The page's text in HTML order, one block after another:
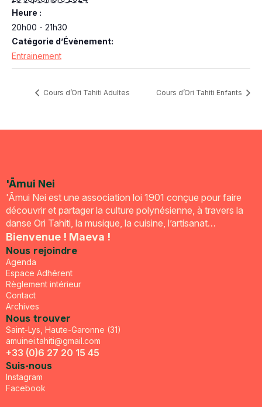
Heure :
20h00 - 21h30
Catégorie d’Évènement:
Entrainement
Cours d’Ori Tahiti Adultes Cours d’Ori Tahiti Enfants
'Āmui Nei
'Āmui Nei est une association loi 1901 conçue pour faire
découvrir et partager la culture polynésienne, à travers la
danse Ori Tahiti, la musique, la cuisine, l’artisanat…
Bienvenue ! Maeva !
Nous rejoindre
Agenda
Espace Adhérent
Règlement intérieur
Contact
Archives
Nous trouver
Saint-Lys, Haute-Garonne (31)
amuinei.tahiti@gmail.com
+33 (0)6 27 20 15 45
Suis-nous
Instagram
Facebook